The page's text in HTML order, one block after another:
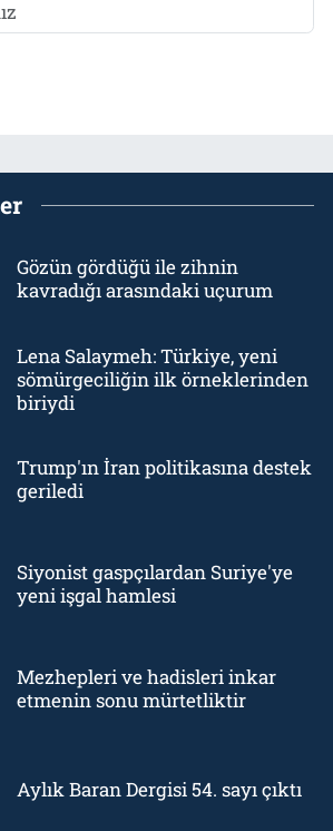
Gözün gördüğü ile zihnin
kavradığı arasındaki uçurum
Lena Salaymeh: Türkiye, yeni
sömürgeciliğin ilk örneklerinden
biriydi
Trump'ın İran politikasına destek
geriledi
Siyonist gaspçılardan Suriye'ye
yeni işgal hamlesi
Mezhepleri ve hadisleri inkar
etmenin sonu mürtetliktir
Aylık Baran Dergisi 54. sayı çıktı